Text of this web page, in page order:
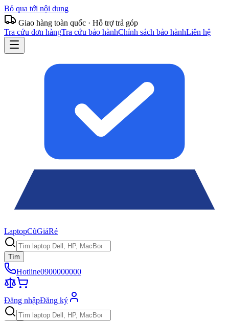
Bỏ qua tới nội dung
Giao hàng toàn quốc · Hỗ trợ trả góp
Tra cứu đơn hàngTra cứu bảo hànhChính sách bảo hànhLiên hệ
LaptopCũGiáRẻ
Tìm
Hotline0900000000
Đăng nhậpĐăng ký